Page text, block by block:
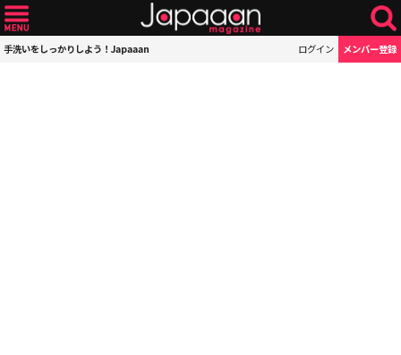
手洗いをしっかりしよう！Japaaan ログイン メンバー登録